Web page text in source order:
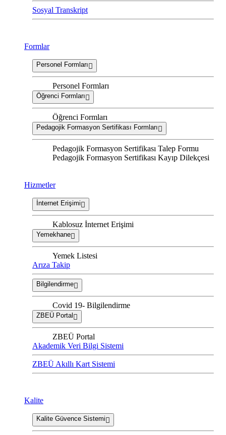
Sosyal Transkript
Formlar
Personel Formları
Personel Formları
Öğrenci Formları
Öğrenci Formları
Pedagojik Formasyon Sertifikası Formları
Pedagojik Formasyon Sertifikası Talep Formu
Pedagojik Formasyon Sertifikası Kayıp Dilekçesi
Hizmetler
İnternet Erişimi
Kablosuz İnternet Erişimi
Yemekhane
Yemek Listesi
Arıza Takip
Bilgilendirme
Covid 19- Bilgilendirme
ZBEÜ Portal
ZBEÜ Portal
Akademik Veri Bilgi Sistemi
ZBEÜ Akıllı Kart Sistemi
Kalite
Kalite Güvence Sistemi